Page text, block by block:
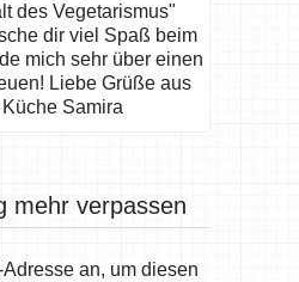
des Vegetarismus"
dir viel Spaß beim
mich sehr über einen
Liebe Grüße aus
Samira
mehr verpassen
an, um diesen